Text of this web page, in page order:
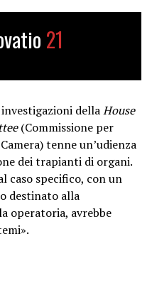
21
dellaHouse
(Commissione per
tenne un’udienza
dei trapianti di organi.
caso specifico, con un
destinato alla
operatoria, avrebbe